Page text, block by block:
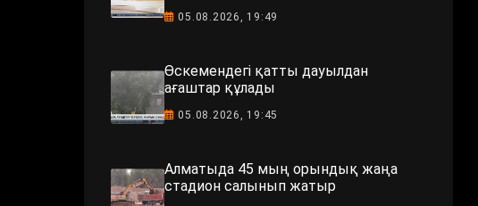
05.08.2026, 19:49
Өскемендегі қатты дауылдан
ағаштар құлады
05.08.2026, 19:45
Алматыда 45 мың орындық жаңа
стадион салынып жатыр